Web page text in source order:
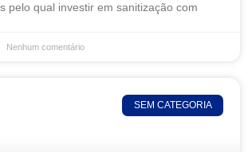
pelo qual investir em sanitização com
Nenhum comentário
SEM CATEGORIA